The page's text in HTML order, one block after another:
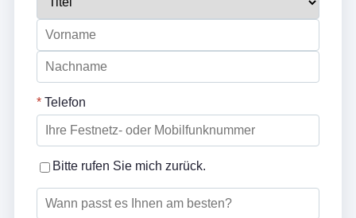
* Telefon
Bitte rufen Sie mich zurück.